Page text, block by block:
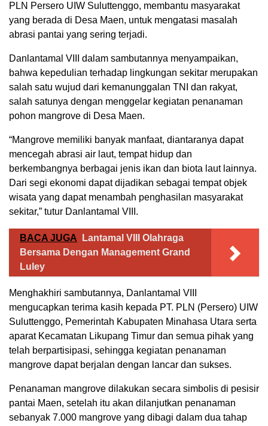
PLN Persero UIW Suluttenggo, membantu masyarakat
yang berada di Desa Maen, untuk mengatasi masalah
abrasi pantai yang sering terjadi.
Danlantamal VIII dalam sambutannya menyampaikan,
bahwa kepedulian terhadap lingkungan sekitar merupakan
salah satu wujud dari kemanunggalan TNI dan rakyat,
salah satunya dengan menggelar kegiatan penanaman
pohon mangrove di Desa Maen.
“Mangrove memiliki banyak manfaat, diantaranya dapat
mencegah abrasi air laut, tempat hidup dan
berkembangnya berbagai jenis ikan dan biota laut lainnya.
Dari segi ekonomi dapat dijadikan sebagai tempat objek
wisata yang dapat menambah penghasilan masyarakat
sekitar,” tutur Danlantamal VIII.
BACA JUGA
Lantamal VIII Olahraga
Bersama Dengan Management Grand
Luley
Menghakhiri sambutannya, Danlantamal VIII
mengucapkan terima kasih kepada PT. PLN (Persero) UIW
Suluttenggo, Pemerintah Kabupaten Minahasa Utara serta
aparat Kecamatan Likupang Timur dan semua pihak yang
telah berpartisipasi, sehingga kegiatan penanaman
mangrove dapat berjalan dengan lancar dan sukses.
Penanaman mangrove dilakukan secara simbolis di pesisir
pantai Maen, setelah itu akan dilanjutkan penanaman
sebanyak 7.000 mangrove yang dibagi dalam dua tahap